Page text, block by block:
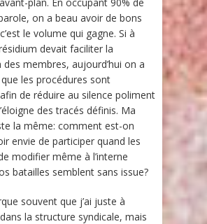
on a beau avoir de bons
le volume qui gagne. Si à
devait faciliter la
membres, aujourd’hui on a
que les procédures sont
de réduire au silence poliment
des tracés définis. Ma
la même: comment est-on
envie de participer quand les
modifier même à l’interne
batailles semblent sans issue?
souvent que j’ai juste à
la structure syndicale, mais